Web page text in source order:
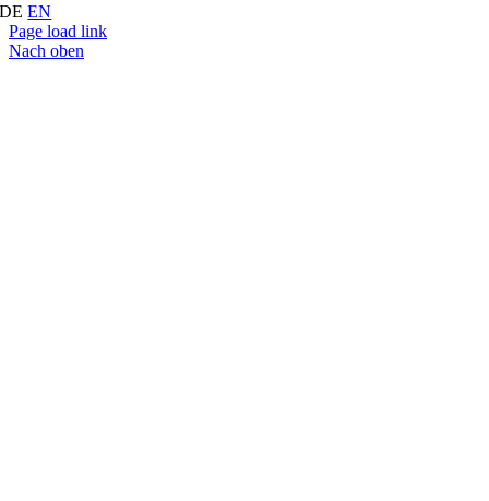
DE EN
Page load link
Nach oben